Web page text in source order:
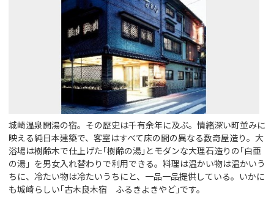
城崎温泉開湯の宿。その歴史は千有余年に及ぶ。情緒深い町並みに
映える純日本建築で、客室はすべて床の間の異なる数奇屋造り。大
浴場は樹齢木で仕上げた｢樹齢の湯｣とモダンな大理石造りの｢白亜
の湯」を男女入れ替わりで利用できる。料理は温かい物は温かいう
ちに、冷たい物は冷たいうちにと、一品一品提供している。いかに
も城崎らしい｢古木良木宿 ふるきよきやど｣です。